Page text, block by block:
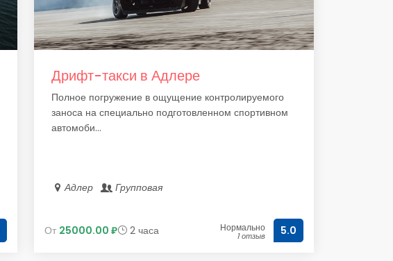
Дрифт-такси в Адлере
Полное погружение в ощущение контролируемого
заноса на специально подготовленном спортивном
автомоби...
Адлер Групповая
От 25000.00 ₽ 2 часа Нормально
1 отзыв 5.0